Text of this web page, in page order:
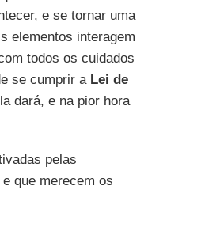
e se tornar uma
elementos interagem
todos os cuidados
se cumprir a Lei de
dará, e na pior hora
pelas
que merecem os